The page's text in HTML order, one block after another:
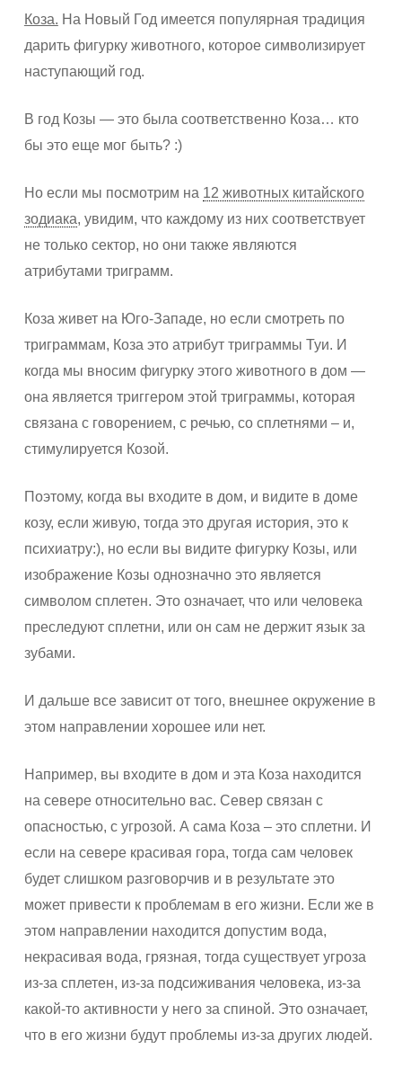
Коза. На Новый Год имеется популярная традиция
дарить фигурку животного, которое символизирует
наступающий год.
В год Козы — это была соответственно Коза… кто
бы это еще мог быть? :)
Но если мы посмотрим на 12 животных китайского
зодиака, увидим, что каждому из них соответствует
не только сектор, но они также являются
атрибутами триграмм.
Коза живет на Юго-Западе, но если смотреть по
триграммам, Коза это атрибут триграммы Туи. И
когда мы вносим фигурку этого животного в дом —
она является триггером этой триграммы, которая
связана с говорением, с речью, со сплетнями – и,
стимулируется Козой.
Поэтому, когда вы входите в дом, и видите в доме
козу, если живую, тогда это другая история, это к
психиатру:), но если вы видите фигурку Козы, или
изображение Козы однозначно это является
символом сплетен. Это означает, что или человека
преследуют сплетни, или он сам не держит язык за
зубами.
И дальше все зависит от того, внешнее окружение в
этом направлении хорошее или нет.
Например, вы входите в дом и эта Коза находится
на севере относительно вас. Север связан с
опасностью, с угрозой. А сама Коза – это сплетни. И
если на севере красивая гора, тогда сам человек
будет слишком разговорчив и в результате это
может привести к проблемам в его жизни. Если же в
этом направлении находится допустим вода,
некрасивая вода, грязная, тогда существует угроза
из-за сплетен, из-за подсиживания человека, из-за
какой-то активности у него за спиной. Это означает,
что в его жизни будут проблемы из-за других людей.